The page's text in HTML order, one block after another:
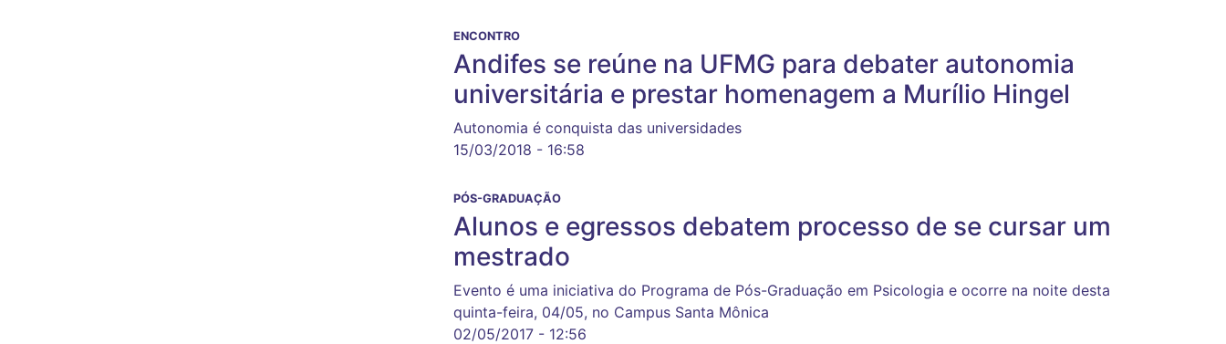
ENCONTRO
Andifes se reúne na UFMG para debater autonomia
universitária e prestar homenagem a Murílio Hingel
Autonomia é conquista das universidades
15/03/2018 - 16:58
PÓS-GRADUAÇÃO
Alunos e egressos debatem processo de se cursar um
mestrado
Evento é uma iniciativa do Programa de Pós-Graduação em Psicologia e ocorre na noite desta
quinta-feira, 04/05, no Campus Santa Mônica
02/05/2017 - 12:56